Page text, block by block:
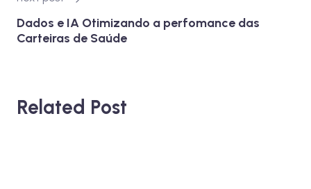
Dados e IA Otimizando a perfomance das
Carteiras de Saúde
Related Post